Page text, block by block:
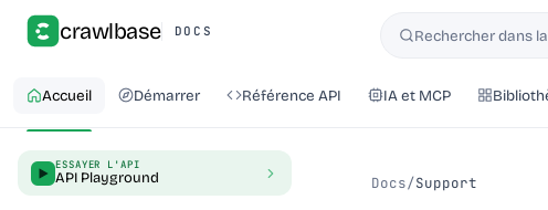
crawlbase DOCS
Rechercher
Rechercher dans
Accueil Démarrer Référence API IA et MCP
ESSAYER L'API
API Playground Docs/Support